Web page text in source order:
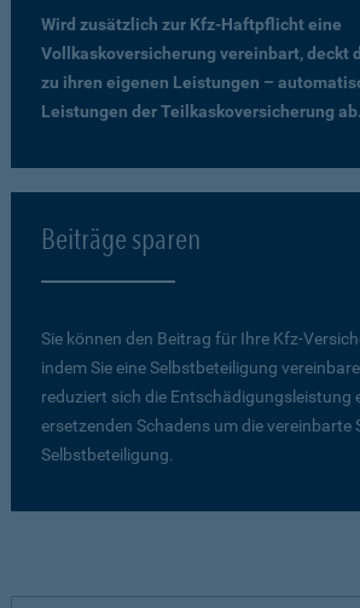
Wird zusätzlich zur Kfz-Haftpflicht eine
Vollkaskoversicherung vereinbart, deckt
zu ihren eigenen Leistungen –
Leistungen der Teilkaskoversicherung ab.
Beiträge sparen
Sie können den Beitrag für Ihre Kfz-
indem Sie eine Selbstbeteiligung
reduziert sich die Entschädigungsleistung
ersetzenden Schadens um die vereinbarte
Selbstbeteiligung.